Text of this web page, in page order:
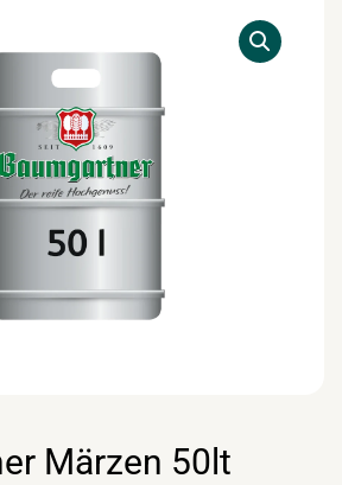
Märzen 50lt